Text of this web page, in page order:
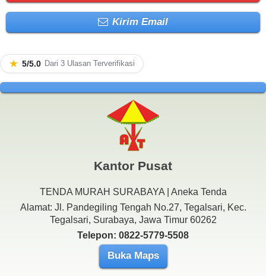
Kirim Email
★ 5/5.0 Dari 3 Ulasan Terverifikasi
Kantor Pusat
TENDA MURAH SURABAYA | Aneka Tenda
Alamat: Jl. Pandegiling Tengah No.27, Tegalsari, Kec.
Tegalsari, Surabaya, Jawa Timur 60262
Telepon: 0822-5779-5508
Buka Maps